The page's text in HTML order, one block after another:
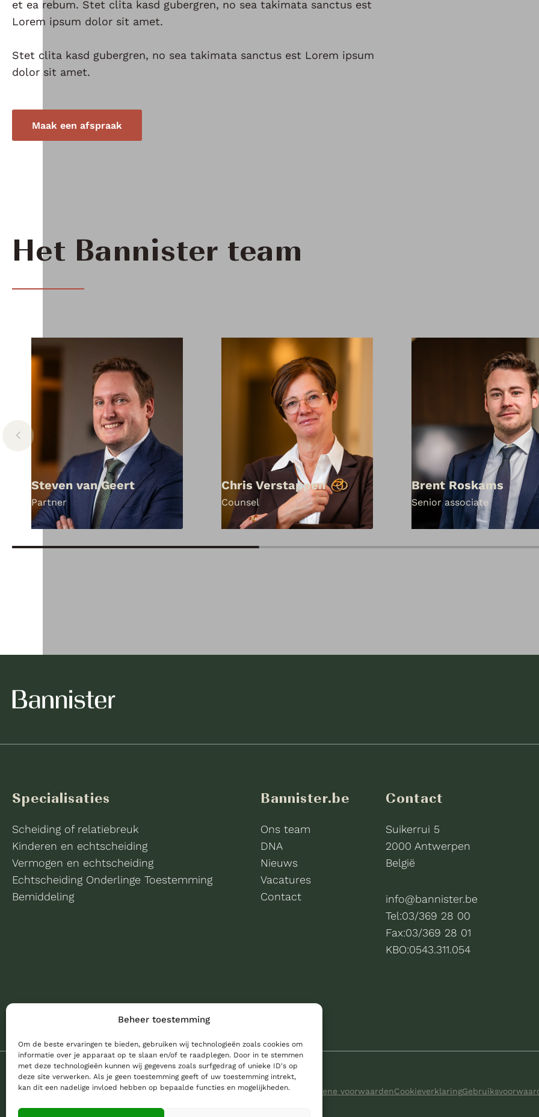
Beheer toestemming
Om de beste ervaringen te bieden, gebruiken wij technologieën zoals cookies om
informatie over je apparaat op te slaan en/of te raadplegen. Door in te stemmen
met deze technologieën kunnen wij gegevens zoals surfgedrag of unieke ID's op
deze site verwerken. Als je geen toestemming geeft of uw toestemming intrekt,
kan dit een nadelige invloed hebben op bepaalde functies en mogelijkheden.
et ea rebum. Stet clita kasd gubergren, no sea takimata sanctus est
Lorem ipsum dolor sit amet.
Stet clita kasd gubergren, no sea takimata sanctus est Lorem ipsum
dolor sit amet.
Maak een afspraak
Het Bannister team
Steven van Geert
Partner
Chris Verstappen
Counsel
Brent Roskams
Senior associate
Specialisaties
Scheiding of relatiebreuk
Kinderen en echtscheiding
Vermogen en echtscheiding
Echtscheiding Onderlinge Toestemming
Bemiddeling
Bannister.be
Ons team
DNA
Nieuws
Vacatures
Contact
Contact
Suikerrui 5
2000 Antwerpen
België
info@bannister.be
Tel:03/369 28 00
Fax:03/369 28 01
KBO:0543.311.054
© 2026 Bannister Advocaten| Website madebyExpanding Experts Algemene voorwaardenCookieverklaring